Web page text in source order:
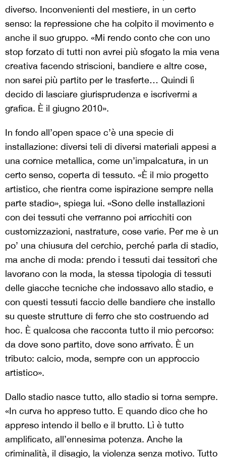
diverso. Inconvenienti del mestiere, in un certo
senso: la repressione che ha colpito il movimento e
anche il suo gruppo. «Mi rendo conto che con uno
stop forzato di tutti non avrei più sfogato la mia vena
creativa facendo striscioni, bandiere e altre cose,
non sarei più partito per le trasferte… Quindi lì
decido di lasciare giurisprudenza e iscrivermi a
grafica. È il giugno 2010».
In fondo all’open space c’è una specie di
installazione: diversi teli di diversi materiali appesi a
una cornice metallica, come un’impalcatura, in un
certo senso, coperta di tessuto. «È il mio progetto
artistico, che rientra come ispirazione sempre nella
parte stadio», spiega lui. «Sono delle installazioni
con dei tessuti che verranno poi arricchiti con
customizzazioni, nastrature, cose varie. Per me è un
po’ una chiusura del cerchio, perché parla di stadio,
ma anche di moda: prendo i tessuti dai tessitori che
lavorano con la moda, la stessa tipologia di tessuti
delle giacche tecniche che indossavo allo stadio, e
con questi tessuti faccio delle bandiere che installo
su queste strutture di ferro che sto costruendo ad
hoc. È qualcosa che racconta tutto il mio percorso:
da dove sono partito, dove sono arrivato. È un
tributo: calcio, moda, sempre con un approccio
artistico».
Dallo stadio nasce tutto, allo stadio si torna sempre.
«In curva ho appreso tutto. E quando dico che ho
appreso intendo il bello e il brutto. Lì è tutto
amplificato, all’ennesima potenza. Anche la
criminalità, il disagio, la violenza senza motivo. Tutto